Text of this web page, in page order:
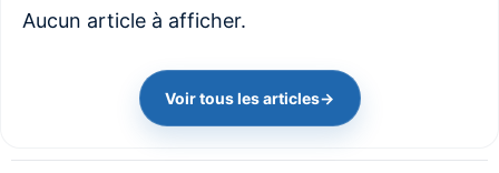
Aucun article à afficher.
Voir tous les articles→